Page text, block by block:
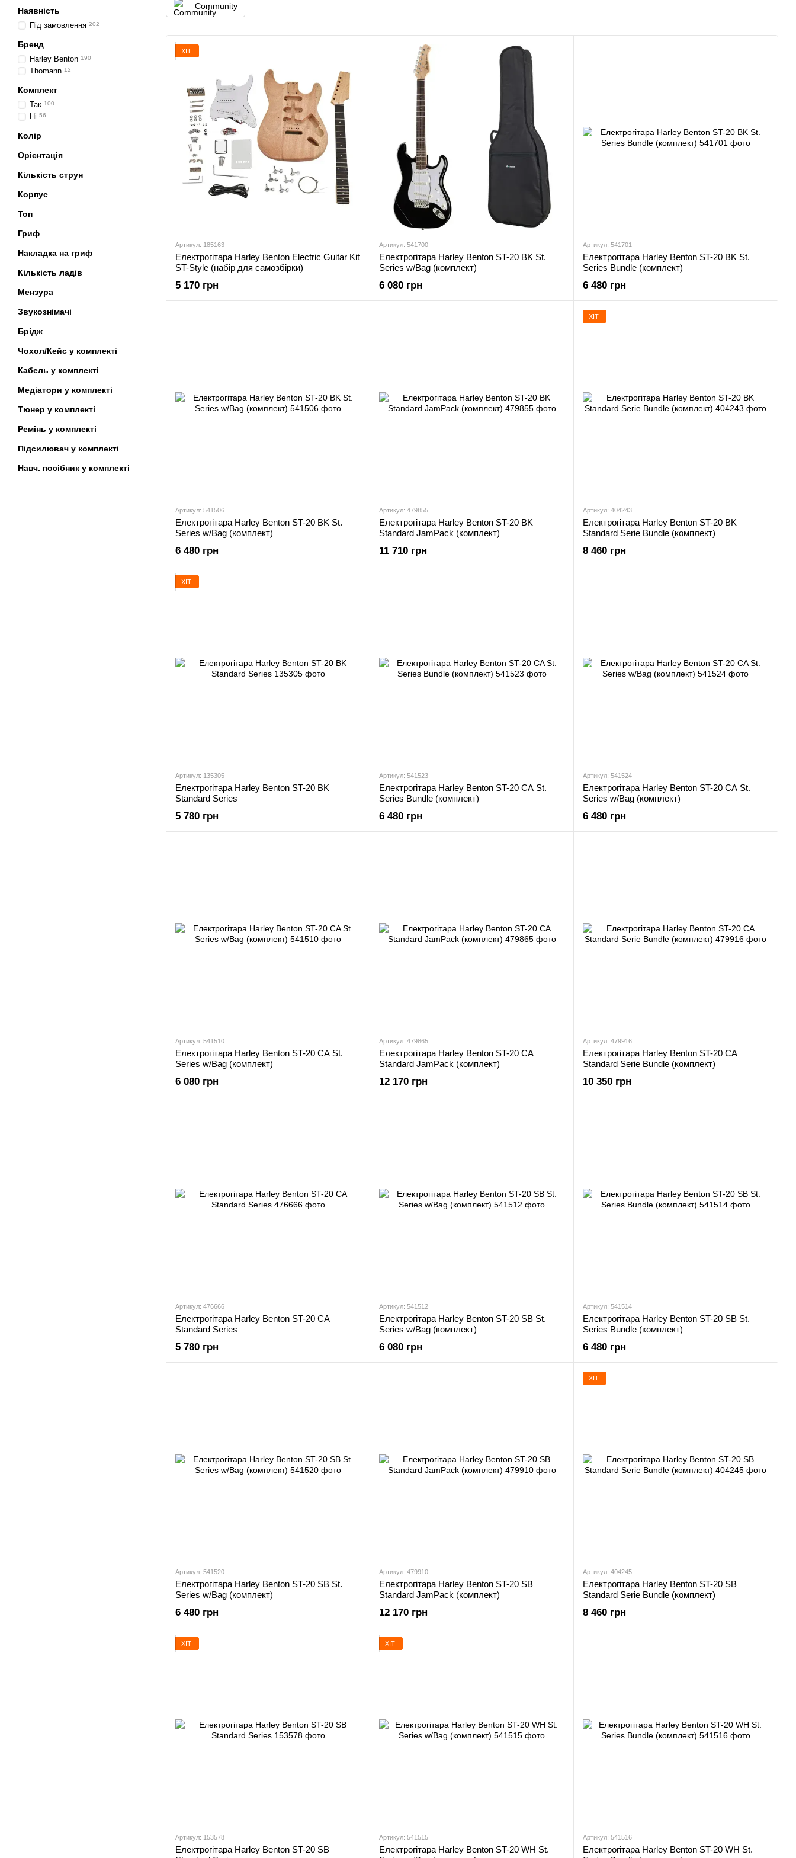
Community
ХІТ
Артикул: 185163
Електрогітара Harley Benton Electric Guitar Kit
ST-Style (набір для самозбірки)
5 170 грн
Артикул: 541700
Електрогітара Harley Benton ST-20 BK St.
Series w/Bag (комплект)
6 080 грн
Артикул: 541701
Електрогітара Harley Benton ST-20 BK St.
Series Bundle (комплект)
6 480 грн
Артикул: 541506
Електрогітара Harley Benton ST-20 BK St.
Series w/Bag (комплект)
6 480 грн
Артикул: 479855
Електрогітара Harley Benton ST-20 BK
Standard JamPack (комплект)
11 710 грн
ХІТ
Артикул: 404243
Електрогітара Harley Benton ST-20 BK
Standard Serie Bundle (комплект)
8 460 грн
ХІТ
Артикул: 135305
Електрогітара Harley Benton ST-20 BK
Standard Series
5 780 грн
Артикул: 541523
Електрогітара Harley Benton ST-20 CA St.
Series Bundle (комплект)
6 480 грн
Артикул: 541524
Електрогітара Harley Benton ST-20 CA St.
Series w/Bag (комплект)
6 480 грн
Артикул: 541510
Електрогітара Harley Benton ST-20 CA St.
Series w/Bag (комплект)
6 080 грн
Артикул: 479865
Електрогітара Harley Benton ST-20 CA
Standard JamPack (комплект)
12 170 грн
Артикул: 479916
Електрогітара Harley Benton ST-20 CA
Standard Serie Bundle (комплект)
10 350 грн
Артикул: 476666
Електрогітара Harley Benton ST-20 CA
Standard Series
5 780 грн
Артикул: 541512
Електрогітара Harley Benton ST-20 SB St.
Series w/Bag (комплект)
6 080 грн
Артикул: 541514
Електрогітара Harley Benton ST-20 SB St.
Series Bundle (комплект)
6 480 грн
Артикул: 541520
Електрогітара Harley Benton ST-20 SB St.
Series w/Bag (комплект)
6 480 грн
Артикул: 479910
Електрогітара Harley Benton ST-20 SB
Standard JamPack (комплект)
12 170 грн
ХІТ
Артикул: 404245
Електрогітара Harley Benton ST-20 SB
Standard Serie Bundle (комплект)
8 460 грн
ХІТ
Артикул: 153578
Електрогітара Harley Benton ST-20 SB
ХІТ
Артикул: 541515
Електрогітара Harley Benton ST-20 WH St.
Артикул: 541516
Електрогітара Harley Benton ST-20 WH St.
Наявність
Під замовлення 202
Бренд
Harley Benton 190
Thomann 12
Комплект
Так 100
Ні 56
Колір
Орієнтація
Кількість струн
Корпус
Топ
Гриф
Накладка на гриф
Кількість ладів
Мензура
Звукознімачі
Брідж
Чохол/Кейс у комплекті
Кабель у комплекті
Медіатори у комплекті
Тюнер у комплекті
Ремінь у комплекті
Підсилювач у комплекті
Навч. посібник у комплекті